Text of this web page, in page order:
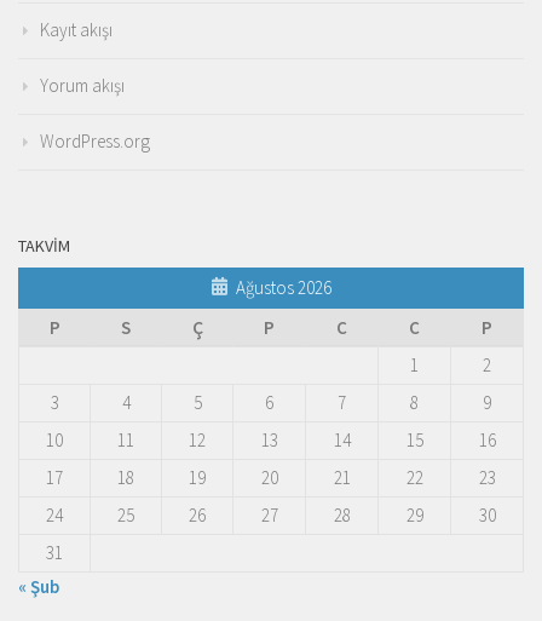
Kayıt akışı
Yorum akışı
WordPress.org
TAKVIM
Ağustos 2026
P
S Ç P C C
P
1
2
3
4 5 6 7 8
9
10
11 12 13 14 15
16
17
18 19 20 21 22
23
24
25 26 27 28 29
30
31
« Şub